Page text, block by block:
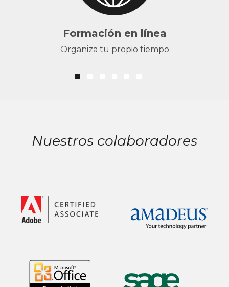
Formación en línea
Organiza tu propio tiempo
Nuestros colaboradores